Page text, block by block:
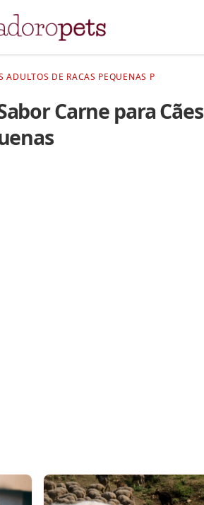
ADULTOS DE RACAS PEQUENAS P
Carne para Cães